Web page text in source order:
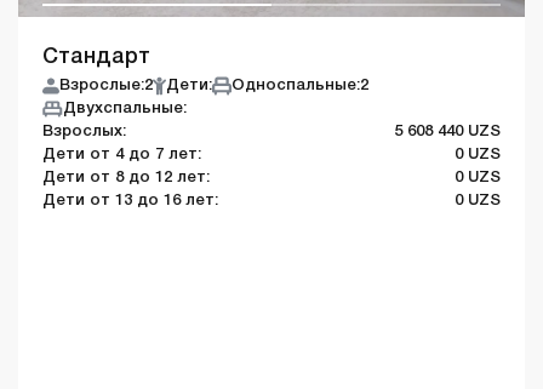
Стандарт
Взрослые:2 Дети: Односпальные:2
Двухспальные:
Взрослых:
5 608 440 UZS
Дети от 4 до 7 лет:
0 UZS
Дети от 8 до 12 лет:
0 UZS
Дети от 13 до 16 лет:
0 UZS